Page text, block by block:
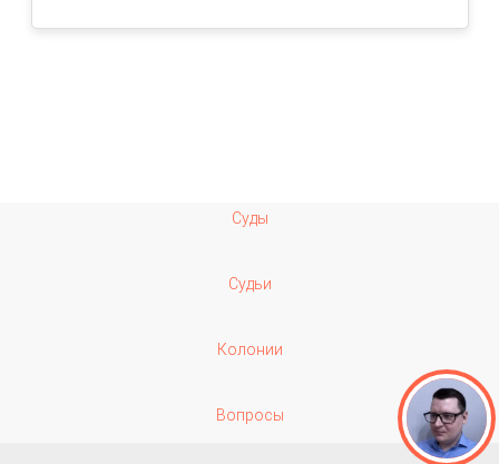
Суды
Судьи
Колонии
Вопросы